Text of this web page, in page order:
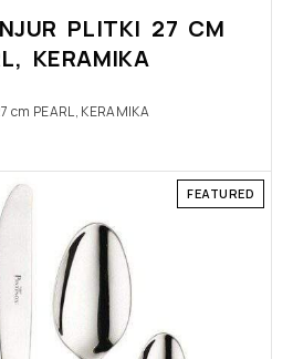
PLITKI 27 CM
KERAMIKA
cm PEARL, KERAMIKA
FEATURED